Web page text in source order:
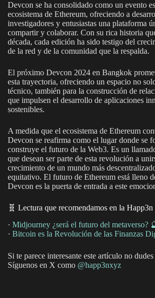
Devcon se ha consolidado como un evento
ecosistema de Ethereum, ofreciendo a
investigadores y entusiastas una plataforma
compartir y colaborar. Con su rica historia
década, cada edición ha sido testigo del
de la red y de la comunidad que la respalda.
El próximo Devcon 2024 en Bangkok
esta trayectoria, ofreciendo un espacio no
técnico, también para la construcción de
que impulsen el desarrollo de aplicaciones
sostenibles.
A medida que el ecosistema de Ethereum
Devcon se reafirma como el lugar donde se
construye el futuro de la Web3. Es un
que desean ser parte de esta revolución a
crecimiento de un mundo más
equitativo. El futuro de Ethereum está lleno
Devcon es la puerta de entrada a este
🧬 Lectura que recomendamos en la
· Midjourney ¿será el futuro del metaverso?
· Bitcoin es la Revolución de las Finanzas
Si te parece interesante este artículo no
Síguenos en X como @happ3nxyz